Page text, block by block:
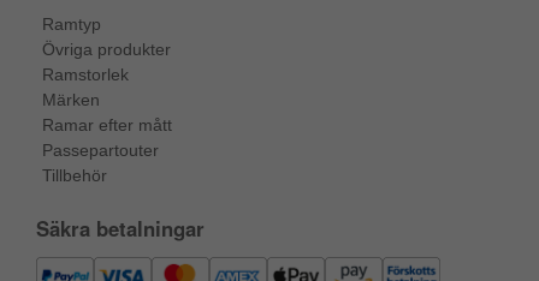
Ramtyp
Övriga produkter
Ramstorlek
Märken
Ramar efter mått
Passepartouter
Tillbehör
Säkra betalningar